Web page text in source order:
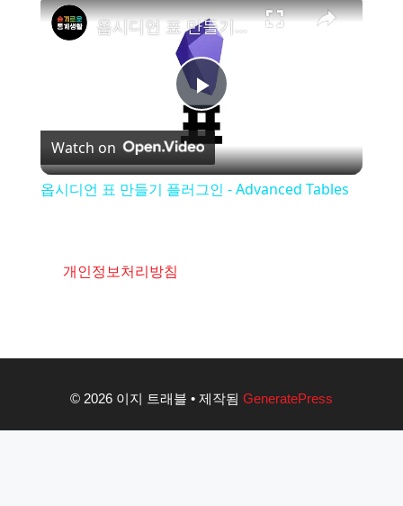
P
l
d
옵시디언 표 만들기 플러그인 - Advanced Tables
Watch on
옵시디언 표 만들기 플러그인 - Advanced Tables
개인정보처리방침
© 2026 이지 트래블 • 제작됨 GeneratePress